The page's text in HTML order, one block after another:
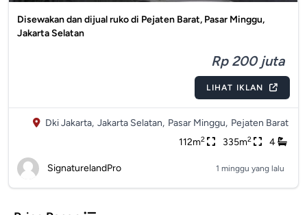
Disewakan dan dijual ruko di Pejaten Barat, Pasar Minggu,
Jakarta Selatan
Rp 200 juta
LIHAT IKLAN
Dki Jakarta, Jakarta Selatan, Pasar Minggu, Pejaten Barat
112m2 335m2 4
SignaturelandPro 1 minggu yang lalu